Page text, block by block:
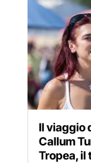
Il viaggio
Callum
Tropea, il